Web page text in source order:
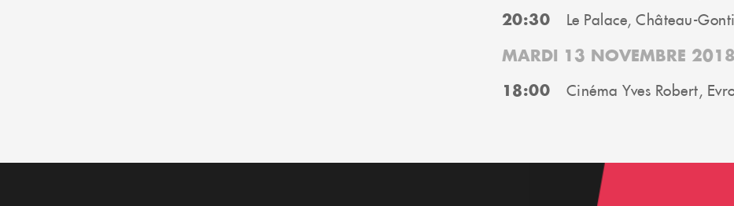
20:30 Le Palace, Château-
MARDI 13 NOVEMBRE 2018
18:00 Cinéma Yves Robert,